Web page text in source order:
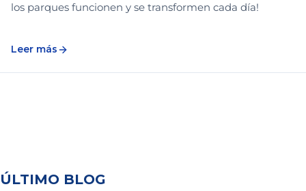
los parques funcionen y se transformen cada día!
Leer más
ÚLTIMO BLOG